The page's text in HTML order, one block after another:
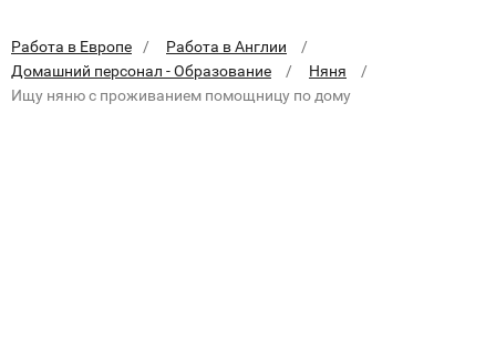
Работа в Европе
Работа в Англии
Домашний персонал - Образование
Няня
Ищу няню с проживанием помощницу по дому